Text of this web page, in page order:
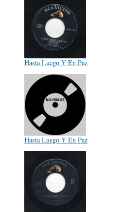
Hasta Luego Y En Paz
Hasta Luego Y En Paz